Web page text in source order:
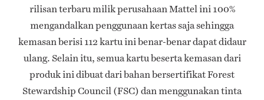
rilisan terbaru milik perusahaan Mattel ini 100%
mengandalkan penggunaan kertas saja sehingga
kemasan berisi 112 kartu ini benar-benar dapat didaur
ulang. Selain itu, semua kartu beserta kemasan dari
produk ini dibuat dari bahan bersertifikat Forest
Stewardship Council (FSC) dan menggunakan tinta